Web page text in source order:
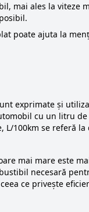
mai ales la viteze
poate ajuta la
exprimate și
cu un litru de
L/100km se referă la
mai mare este
necesară
ce privește